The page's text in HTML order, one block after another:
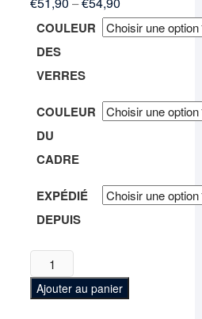
COULEUR
DES
VERRES
COULEUR
DU
CADRE
EXPÉDIÉ
DEPUIS
quantité
de
Lunettes
Ajouter au panier